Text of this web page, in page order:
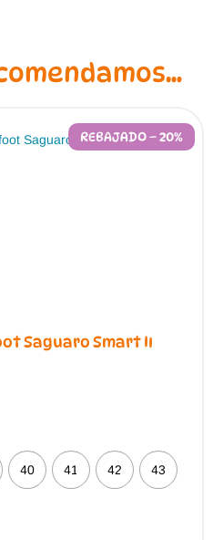
REBAJADO – 20%
Saguaro Smart II
40 41 42 43